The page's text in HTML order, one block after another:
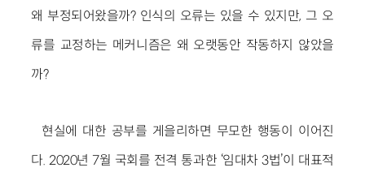
왜 부정되어왔을까? 인식의 오류는 있을 수 있지만, 그 오
류를 교정하는 메커니즘은 왜 오랫동안 작동하지 않았을
까?
현실에 대한 공부를 게을리하면 무모한 행동이 이어진
다. 2020년 7월 국회를 전격 통과한 ‘임대차 3법’이 대표적